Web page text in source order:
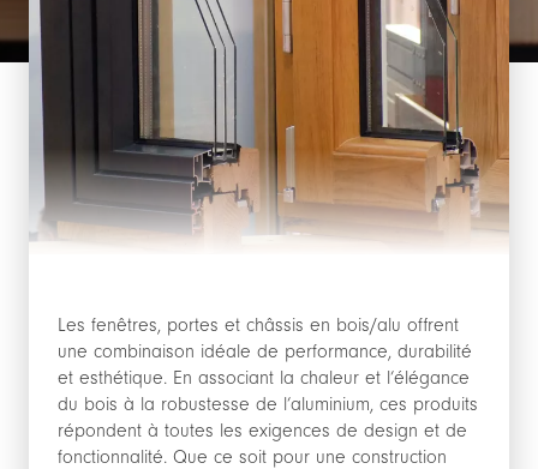
Les fenêtres, portes et châssis en bois/alu offrent
une combinaison idéale de performance, durabilité
et esthétique. En associant la chaleur et l’élégance
du bois à la robustesse de l’aluminium, ces produits
répondent à toutes les exigences de design et de
fonctionnalité. Que ce soit pour une construction